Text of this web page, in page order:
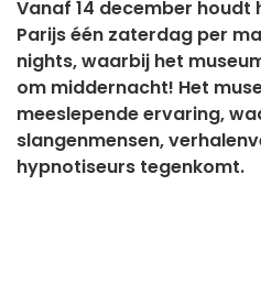
Vanaf 14 december houdt
Parijs één zaterdag per
nights, waarbij het
om middernacht! Het
meeslepende ervaring,
slangenmensen,
hypnotiseurs tegenkomt.